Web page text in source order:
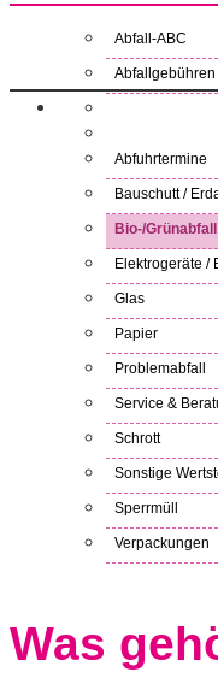
Abfall-ABC
Abfuhrtermine
Bauschutt /
Bio-/Grünabfall
Elektrogeräte /
Glas
Papier
Problemabfall
Service &
Schrott
Sonstige
Sperrmüll
Verpackungen
Was